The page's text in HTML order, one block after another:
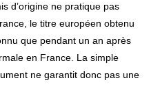
d’origine ne pratique pas
le titre européen obtenu
que pendant un an après
en France. La simple
ne garantit donc pas une